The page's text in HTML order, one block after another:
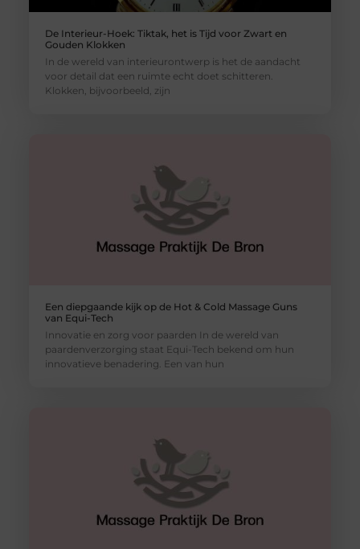
De Interieur-Hoek: Tiktak, het is Tijd voor Zwart en
Gouden Klokken
In de wereld van interieurontwerp is het de aandacht
voor detail dat een ruimte echt doet schitteren.
Klokken, bijvoorbeeld, zijn
Een diepgaande kijk op de Hot & Cold Massage Guns
van Equi-Tech
Innovatie en zorg voor paarden In de wereld van
paardenverzorging staat Equi-Tech bekend om hun
innovatieve benadering. Een van hun